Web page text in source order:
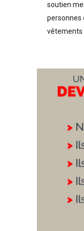
soutien
personnes
vêtements